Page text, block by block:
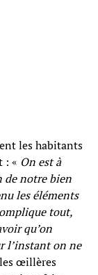
les habitants
: « On est à
de notre bien
les éléments
tout,
qu’on
l’instant on ne
œillères